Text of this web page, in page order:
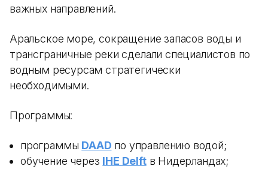
важных направлений.
Аральское море, сокращение запасов воды и
трансграничные реки сделали специалистов по
водным ресурсам стратегически
необходимыми.
Программы:
программы DAAD по управлению водой;
обучение через IHE Delftв Нидерландах;